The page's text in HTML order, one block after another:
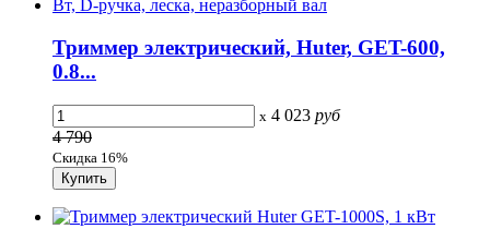
Триммер электрический, Huter, GET-600,
0.8...
x 4 023 руб
4 790
Скидка 16%